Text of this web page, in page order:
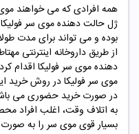
همه افرادی که می خواهند
ژل حالت دهنده موی سر فولیکا
بوده و می تواند برای مدت
از طریق داروخانه اینترنتی
دهنده موی سر فولیکا اقدام
موی سر فولیکا در روش خرید
در صورت خرید حضوری می
به اتلاف وقت، اغلب افراد
بسیار قوی موی سر را به صورت